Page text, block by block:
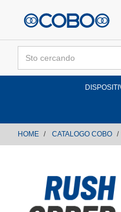
HOME CATALOGO COBO